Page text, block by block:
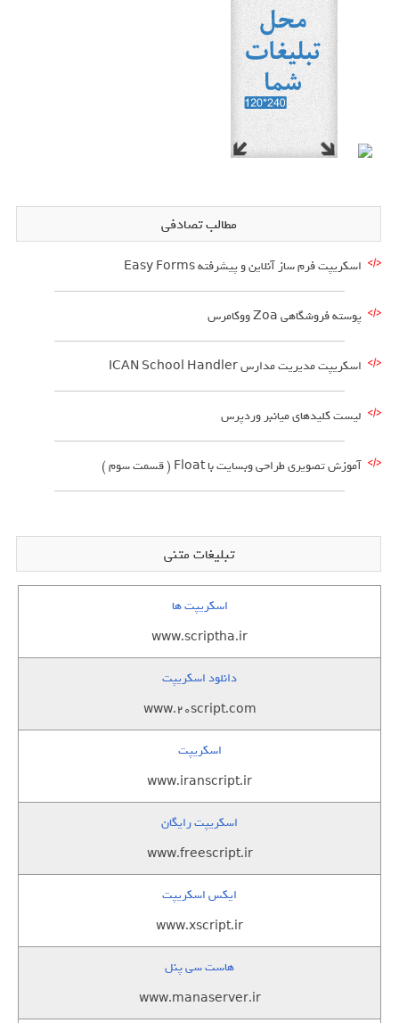
مطالب تصادفی
اسکریپت فرم ساز آنلاین و پیشرفته Easy Forms
پوسته فروشگاهی Zoa ووکامرس
اسکریپت مدیریت مدارس ICAN School Handler
لیست کلیدهای میانبر وردپرس
آموزش تصویری طراحی وبسایت با Float ( قسمت سوم )
تبلیغات متنی
اسکریپت ها
www.scriptha.ir
دانلود اسکریپت
www.20script.com
اسکریپت
www.iranscript.ir
اسکریپت رایگان
www.freescript.ir
ایکس اسکریپت
www.xscript.ir
هاست سی پنل
www.manaserver.ir